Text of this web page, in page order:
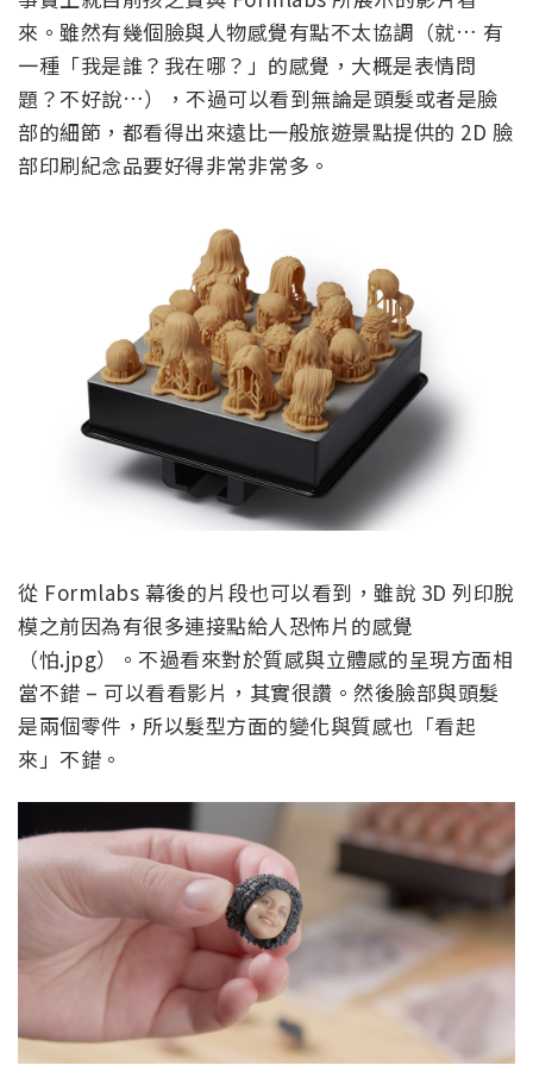
來。雖然有幾個臉與人物感覺有點不太協調（就… 有
一種「我是誰？我在哪？」的感覺，大概是表情問
題？不好說…），不過可以看到無論是頭髮或者是臉
部的細節，都看得出來遠比一般旅遊景點提供的 2D 臉
部印刷紀念品要好得非常非常多。
從 Formlabs 幕後的片段也可以看到，雖說 3D 列印脫
模之前因為有很多連接點給人恐怖片的感覺
（怕.jpg）。不過看來對於質感與立體感的呈現方面相
當不錯 – 可以看看影片，其實很讚。然後臉部與頭髮
是兩個零件，所以髮型方面的變化與質感也「看起
來」不錯。